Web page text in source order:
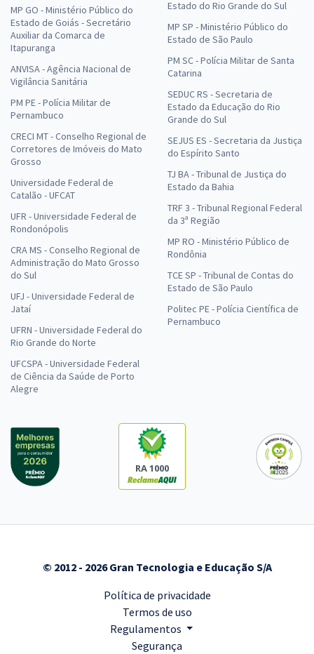
MP GO - Ministério Público do
Estado de Goiás - Secretário
Auxiliar da Comarca de
Itapuranga
ANVISA - Agência Nacional de
Vigilância Sanitária
PM PE - Polícia Militar de
Pernambuco
CRECI MT - Conselho Regional de
Corretores de Imóveis do Mato
Grosso
Universidade Federal de
Catalão - UFCAT
UFR - Universidade Federal de
Rondonópolis
CRA MS - Conselho Regional de
Administração do Mato Grosso
do Sul
UFJ - Universidade Federal de
Jataí
UFRN - Universidade Federal do
Rio Grande do Norte
UFCSPA - Universidade Federal
de Ciência da Saúde de Porto
Alegre
Estado do Rio Grande do Sul
MP SP - Ministério Público do
Estado de São Paulo
PM SC - Polícia Militar de Santa
Catarina
SEDUC RS - Secretaria de
Estado da Educação do Rio
Grande do Sul
SEJUS ES - Secretaria da Justiça
do Espírito Santo
TJ BA - Tribunal de Justiça do
Estado da Bahia
TRF 3 - Tribunal Regional Federal
da 3ª Região
MP RO - Ministério Público de
Rondônia
TCE SP - Tribunal de Contas do
Estado de São Paulo
Politec PE - Polícia Científica de
Pernambuco
RA 1000
© 2012 - 2026 Gran Tecnologia e Educação S/A
Política de privacidade
Termos de uso
Regulamentos
Segurança